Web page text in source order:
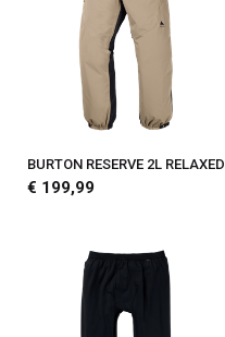
BURTON RESERVE 2L RELAXED
€ 199,99